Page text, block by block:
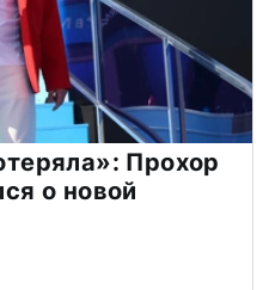
Прохор
о новой